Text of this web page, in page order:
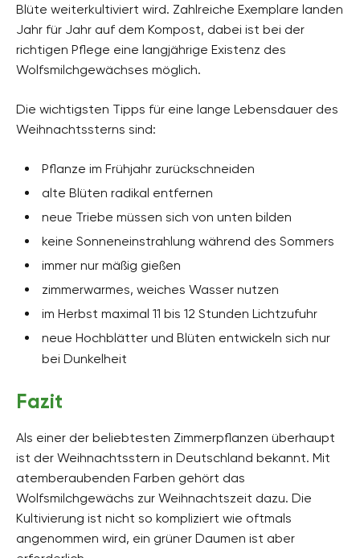
Blüte weiterkultiviert wird. Zahlreiche Exemplare landen
Jahr für Jahr auf dem Kompost, dabei ist bei der
richtigen Pflege eine langjährige Existenz des
Wolfsmilchgewächses möglich.
Die wichtigsten Tipps für eine lange Lebensdauer des
Weihnachtssterns sind:
Pflanze im Frühjahr zurückschneiden
alte Blüten radikal entfernen
neue Triebe müssen sich von unten bilden
keine Sonneneinstrahlung während des Sommers
immer nur mäßig gießen
zimmerwarmes, weiches Wasser nutzen
im Herbst maximal 11 bis 12 Stunden Lichtzufuhr
neue Hochblätter und Blüten entwickeln sich nur
bei Dunkelheit
Fazit
Als einer der beliebtesten Zimmerpflanzen überhaupt
ist der Weihnachtsstern in Deutschland bekannt. Mit
atemberaubenden Farben gehört das
Wolfsmilchgewächs zur Weihnachtszeit dazu. Die
Kultivierung ist nicht so kompliziert wie oftmals
angenommen wird, ein grüner Daumen ist aber